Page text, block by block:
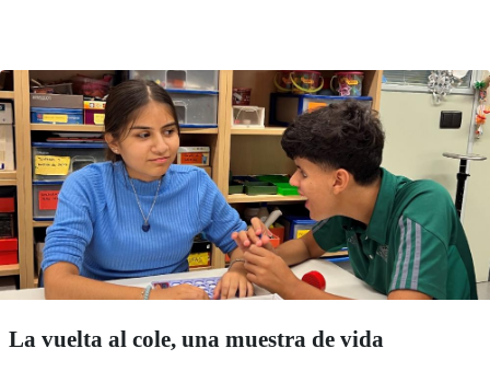
La vuelta al cole, una muestra de vida